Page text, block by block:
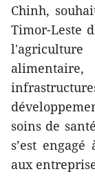
Chinh,
Timor-Leste
soins de
s’est
aux